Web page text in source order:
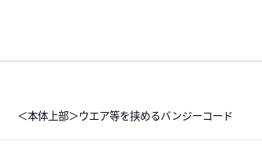
＜本体上部＞ウエア等を挟めるバンジーコード